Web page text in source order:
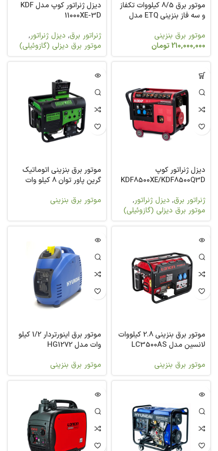
موتور برق 8/5 کیلووات تکفاز
و سه فاز بنزینی ETQ مدل
موتور برق بنزینی
210,000,000تومان
دیزل ژنراتور کوپ مدل KDF
11000XE-3D
ژنراتور برق, دیزل ژنراتور,
موتور برق دیزلی (گازوئیلی)
دیزل ژنراتور کوپ
KDF8500XE/KDF8500Q3D
ژنراتور برق, دیزل ژنراتور,
موتور برق دیزلی (گازوئیلی)
موتور برق بنزینی اتوماتیک
گرین پاور توان 8 کیلو وات
موتور برق بنزینی
موتور برق بنزینی 2.8 کیلووات
لانسین مدل LC3500AS
موتور برق بنزینی
موتور برق اینورتردار 1/2 کیلو
وات مدل HG1272
موتور برق بنزینی